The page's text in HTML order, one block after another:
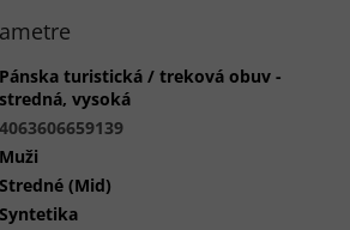
Pánska turistická / treková obuv -
stredná, vysoká
4063606659139
Muži
Stredné (Mid)
Syntetika